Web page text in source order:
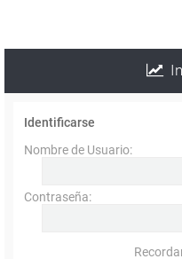
Identificarse
Nombre de Usuario:
Contraseña: